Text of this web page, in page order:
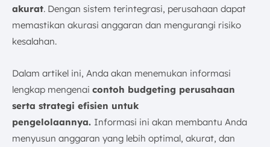
Langkah Penyusunan Budgeting Perusahaan
1. Penetapan Pedoman Anggaran
2. Pengumpulan Data
4. Review dan Revisi
5. Persetujuan Akhir
6. Implementasi (Pelaksanaan)
7. Evaluasi
Perbedaan Laporan Budgeting dan Laporan
akurat. Dengan sistem terintegrasi, perusahaan dapat
memastikan akurasi anggaran dan mengurangi risiko
kesalahan.
Dalam artikel ini, Anda akan menemukan informasi
lengkap mengenai contoh budgeting perusahaan
serta strategi efisien untuk
pengelolaannya. Informasi ini akan membantu Anda
menyusun anggaran yang lebih optimal, akurat, dan